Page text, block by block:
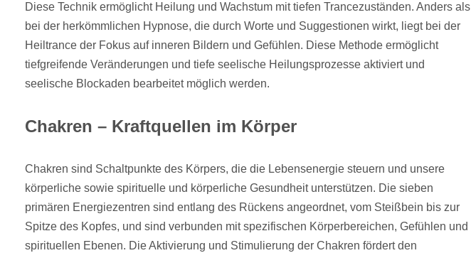
Diese Technik ermöglicht Heilung und Wachstum mit tiefen Trancezuständen. Anders als
bei der herkömmlichen Hypnose, die durch Worte und Suggestionen wirkt, liegt bei der
Heiltrance der Fokus auf inneren Bildern und Gefühlen. Diese Methode ermöglicht
tiefgreifende Veränderungen und tiefe seelische Heilungsprozesse aktiviert und
seelische Blockaden bearbeitet möglich werden.
Chakren – Kraftquellen im Körper
Chakren sind Schaltpunkte des Körpers, die die Lebensenergie steuern und unsere
körperliche sowie spirituelle und körperliche Gesundheit unterstützen. Die sieben
primären Energiezentren sind entlang des Rückens angeordnet, vom Steißbein bis zur
Spitze des Kopfes, und sind verbunden mit spezifischen Körperbereichen, Gefühlen und
spirituellen Ebenen. Die Aktivierung und Stimulierung der Chakren fördert den